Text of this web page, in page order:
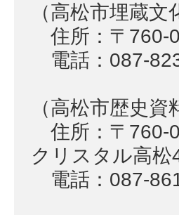
（高松市埋蔵文
住所：〒760-
電話：087-
（高松市歴史資
住所：〒760-
クリスタル高松4
電話：087-